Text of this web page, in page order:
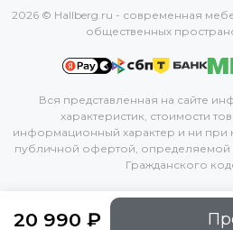
20 990 ₽
2026 © Hallberg.ru - современная
общественных
Вся представленная на сайте
характеристик, стоимости
информационный характер и ни при
публичной офертой, определяемой
Гражданского